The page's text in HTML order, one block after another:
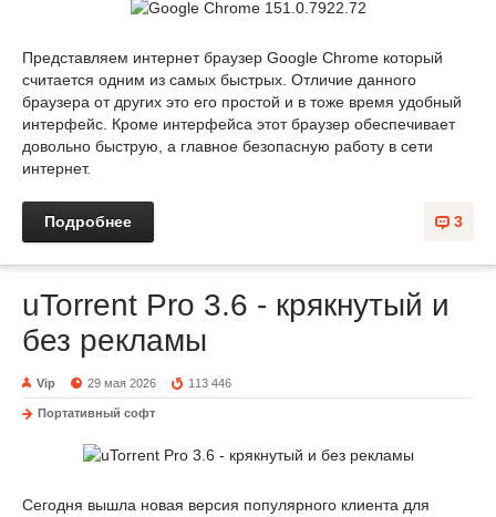
Представляем интернет браузер Google Chrome который
считается одним из самых быстрых. Отличие данного
браузера от других это его простой и в тоже время удобный
интерфейс. Кроме интерфейса этот браузер обеспечивает
довольно быструю, а главное безопасную работу в сети
интернет.
3
Подробнее
uTorrent Pro 3.6 - крякнутый и
без рекламы
Vip 29 мая 2026 113 446
Портативный софт
Сегодня вышла новая версия популярного клиента для